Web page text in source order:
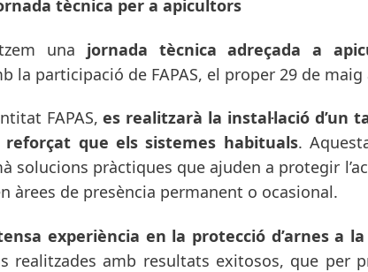
tècnica per a apicultors
una jornada tècnica adreçada a
la participació de FAPAS, el proper 29 de maig
FAPAS, es realitzarà la instal·lació d’un
que els sistemes habituals.
solucions pràctiques que ajuden a protegir
àrees de presència permanent o ocasional.
experiència en la protecció d’arnes a
realitzades amb resultats exitosos, que per